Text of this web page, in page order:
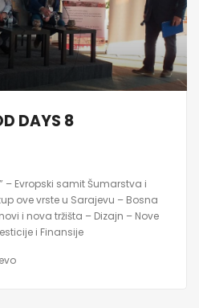
DAYS 8
– Evropski samit Šumarstva i
ove vrste u Sarajevu – Bosna
i nova tržišta – Dizajn – Nove
i Finansije